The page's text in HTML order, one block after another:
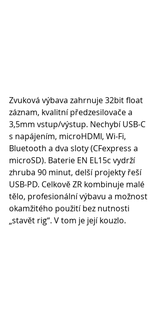
Zvuková výbava zahrnuje 32bit float
záznam, kvalitní předzesilovače a
3,5mm vstup/výstup. Nechybí USB-C
s napájením, microHDMI, Wi-Fi,
Bluetooth a dva sloty (CFexpress a
microSD). Baterie EN EL15c vydrží
zhruba 90 minut, delší projekty řeší
USB-PD. Celkově ZR kombinuje malé
tělo, profesionální výbavu a možnost
okamžitého použití bez nutnosti
„stavět rig“. V tom je její kouzlo.